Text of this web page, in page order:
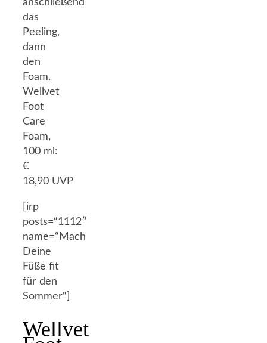
anschließend
das
Peeling,
dann
den
Foam.
Wellvet
Foot
Care
Foam,
100 ml:
€
18,90 UVP
[irp
posts=“1112″
name=“Mach
Deine
Füße fit
für den
Sommer“]
Wellvet